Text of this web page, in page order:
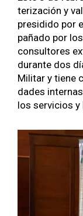
ter­i­zación y
pre­si­di­do por
paña­do por
con­sul­tores
durante dos
Mil­i­tar y tiene
dades
los ser­vi­cios y